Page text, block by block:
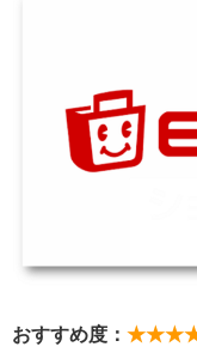
おすすめ度：